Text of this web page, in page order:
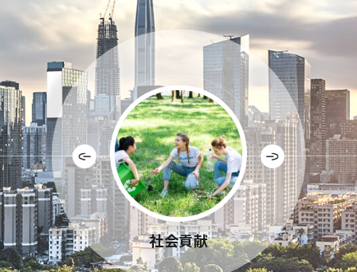
サステナビリティ・マ
ネジメント
従業員との関係
社会貢献
ステークホルダー